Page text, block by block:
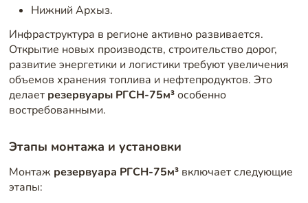
Нижний Архыз.
Инфраструктура в регионе активно развивается.
Открытие новых производств, строительство дорог,
развитие энергетики и логистики требуют увеличения
объемов хранения топлива и нефтепродуктов. Это
делает резервуары РГСН-75м³особенно
востребованными.
Этапы монтажа и установки
Монтаж резервуара РГСН-75м³включает следующие
этапы: